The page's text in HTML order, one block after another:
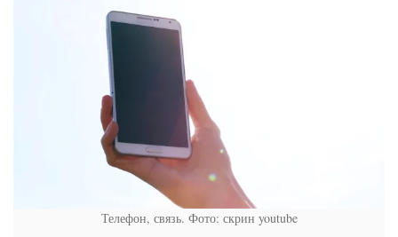
Телефон, связь. Фото: скрин youtube